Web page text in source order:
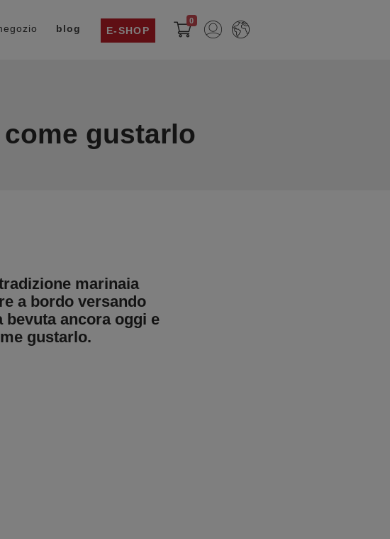
blog E-SHOP
0
gustarlo
marinaia
a bordo versando
bevuta ancora oggi e
gustarlo.